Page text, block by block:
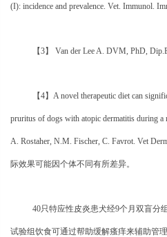
(I): incidence and prevalence. Vet. Immunol.
【3】 Van der Lee A. DVM, PhD,
【4】A novel therapeutic diet can
pruritus of dogs with atopic dermatitis during a
A. Rostaher, N.M. Fischer, C. Favrot. Vet
际效果可能因个体不同有所差异。
40只特应性皮炎患犬经9个月双盲分
试验组饮食可通过帮助缓解瘙痒来辅助管